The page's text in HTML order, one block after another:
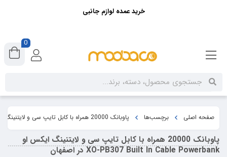
صفحه اصلی برچسب‌ها پاوبانک 20000 همراه با کابل تایپ سی و لایتنینگ ایکس او XO-PB307 Built In Cable Powerbank در اصفهان
پاوبانک 20000 همراه با کابل تایپ سی و لایتنینگ ایکس او
XO-PB307 Built In Cable Powerbank در اصفهان
خرید عمده لوازم جانبی
0